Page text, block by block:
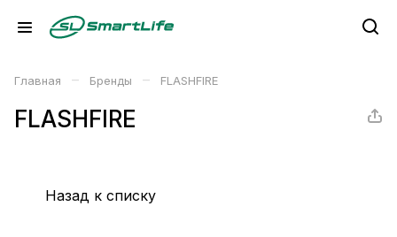
Главная – Бренды – FLASHFIRE
FLASHFIRE
Назад к списку